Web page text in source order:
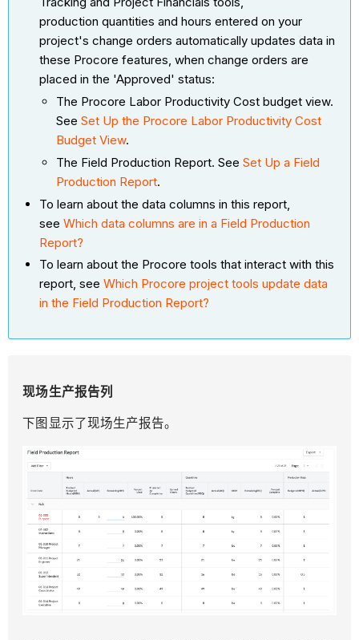
production quantities and hours entered on your
project's change orders automatically updates data in
these Procore features, when change orders are
placed in the 'Approved' status:
The Procore Labor Productivity Cost budget view.
SeeSet Up the Procore Labor Productivity Cost
Budget View.
The Field Production Report. SeeSet Up a Field
Production Report.
To learn about the data columns in this report,
seeWhich data columns are in a Field Production
Report?
To learn about the Procore tools that interact with this
report, seeWhich Procore project tools update data
in the Field Production Report?
现场生产报告列
下图显示了现场生产报告。